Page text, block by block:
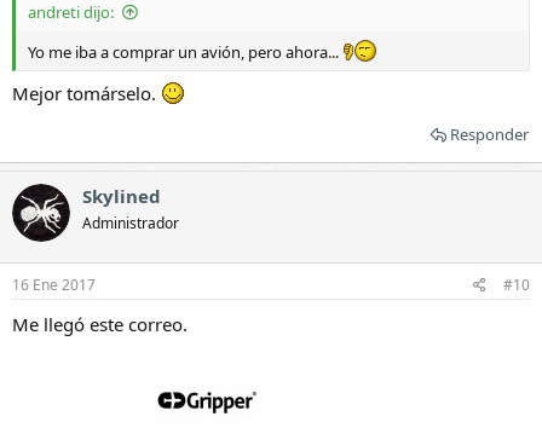
andreti dijo:
Yo me iba a comprar un avión, pero ahora...
Mejor tomárselo.
Responder
Skylined
Administrador
16 Ene 2017 #10
Me llegó este correo.